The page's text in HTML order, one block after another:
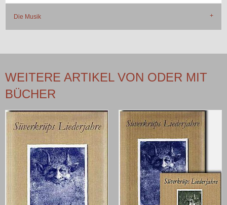
Die Musik
WEITERE ARTIKEL VON ODER MIT
BÜCHER